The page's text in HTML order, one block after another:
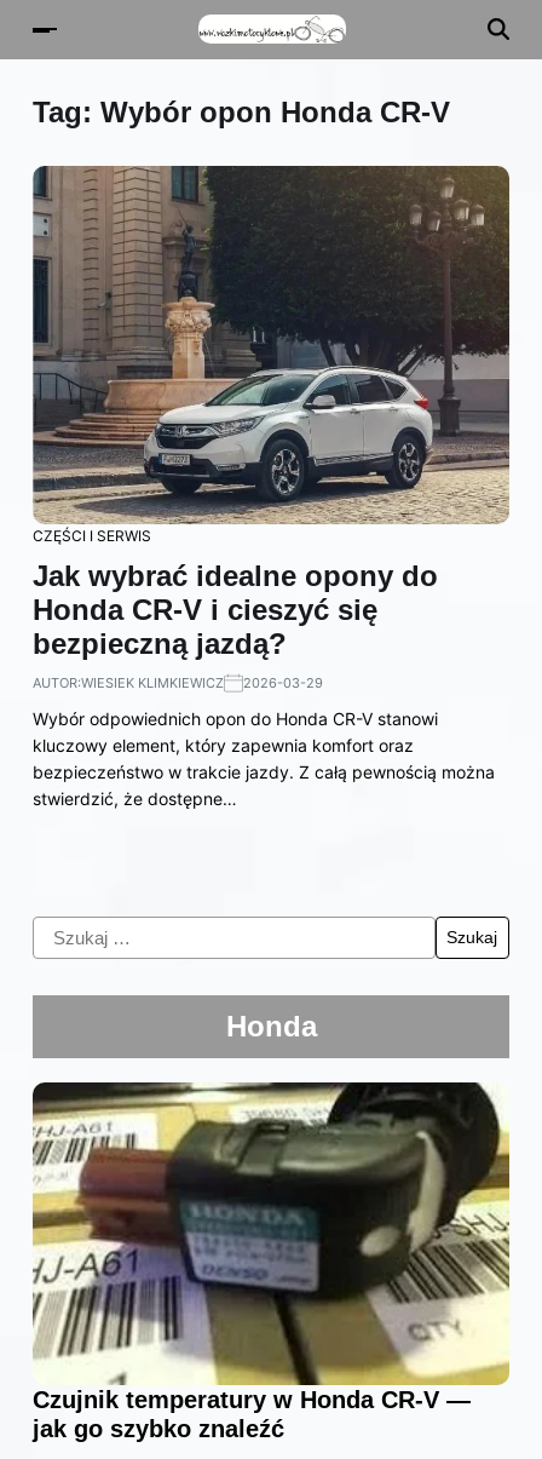
Tag: Wybór opon Honda CR-V
CZĘŚCI I SERWIS
Jak wybrać idealne opony do
Honda CR-V i cieszyć się
bezpieczną jazdą?
AUTOR:WIESIEK KLIMKIEWICZ 2026-03-29
Wybór odpowiednich opon do Honda CR-V stanowi
kluczowy element, który zapewnia komfort oraz
bezpieczeństwo w trakcie jazdy. Z całą pewnością można
stwierdzić, że dostępne…
Honda
Czujnik temperatury w Honda CR-V —
jak go szybko znaleźć